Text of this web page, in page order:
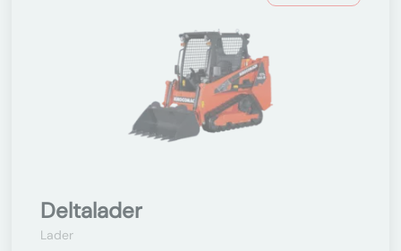
Deltalader
Lader